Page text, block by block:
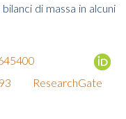
di massa in alcuni
ResearchGate